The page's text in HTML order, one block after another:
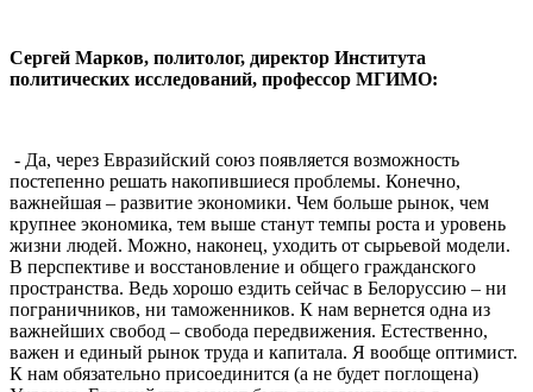
Сергей Марков, политолог, директор Института
политических исследований, профессор МГИМО:
- Да, через Евразийский союз появляется возможность
постепенно решать накопившиеся проблемы. Конечно,
важнейшая – развитие экономики. Чем больше рынок, чем
крупнее экономика, тем выше станут темпы роста и уровень
жизни людей. Можно, наконец, уходить от сырьевой модели.
В перспективе и восстановление и общего гражданского
пространства. Ведь хорошо ездить сейчас в Белоруссию – ни
пограничников, ни таможенников. К нам вернется одна из
важнейших свобод – свобода передвижения. Естественно,
важен и единый рынок труда и капитала. Я вообще оптимист.
К нам обязательно присоединится (а не будет поглощена)